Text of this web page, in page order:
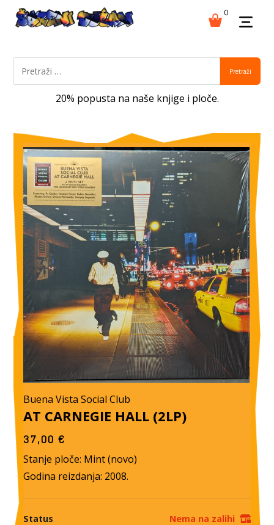
0
Pretraži
20% popusta na naše knjige i ploče.
Buena Vista Social Club
AT CARNEGIE HALL (2LP)
37,00€
Stanje ploče: Mint (novo)
Godina reizdanja: 2008.
Status Nema na zalihi